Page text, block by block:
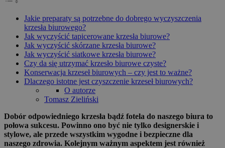
Jakie preparaty są potrzebne do dobrego wyczyszczenia
krzesła biurowego?
Jak wyczyścić tapicerowane krzesła biurowe?
Jak wyczyścić skórzane krzesła biurowe?
Jak wyczyścić siatkowe krzesła biurowe?
Czy da się utrzymać krzesło biurowe czyste?
Konserwacja krzeseł biurowych – czy jest to ważne?
Dlaczego istotne jest czyszczenie krzeseł biurowych?
O autorze
Tomasz Zieliński
Dobór odpowiedniego krzesła bądź fotela do naszego biura to
połowa sukcesu. Powinno ono być nie tylko designerskie i
stylowe, ale przede wszystkim wygodne i bezpieczne dla
naszego zdrowia. Kolejnym ważnym aspektem jest również